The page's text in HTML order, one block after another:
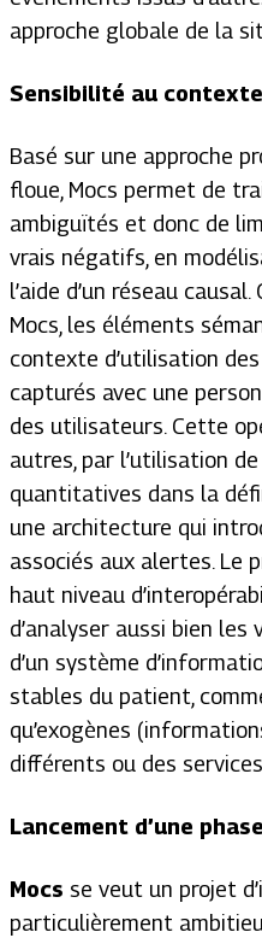
approche globale de la
Sensibilité au
Basé sur une approche
floue, Mocs permet de
ambiguïtés et donc de
vrais négatifs, en
l’aide d’un réseau causal.
Mocs, les éléments
contexte d’utilisation
capturés avec une
des utilisateurs. Cette
autres, par l’utilisation
quantitatives dans la
une architecture qui
associés aux alertes. Le
haut niveau
d’analyser aussi bien les
d’un système
stables du patient,
qu’exogènes
différents ou des
Lancement d’une
Mocs se veut un projet
particulièrement